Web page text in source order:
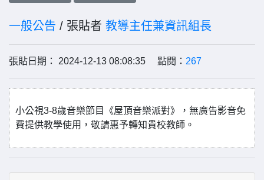
一般公告 / 張貼者 教導主任兼資訊組長
張貼日期： 2024-12-13 08:08:35 點閱： 267
小公視3-8歲音樂節目《屋頂音樂派對》，無廣告影音免
費提供教學使用，敬請惠予轉知貴校教師。